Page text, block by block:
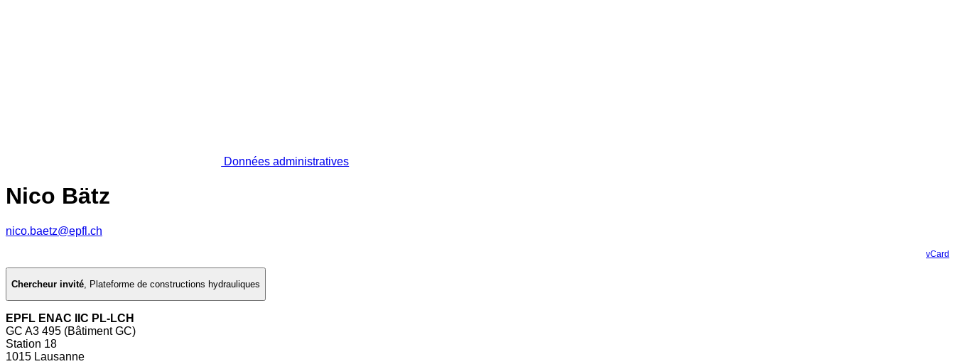
Données administratives
Nico Bätz
nico.baetz@epfl.ch
vCard
Chercheur invité, Plateforme de constructions hydrauliques
EPFL ENAC IIC PL-LCH
GC A3 495 (Bâtiment GC)
Station 18
1015 Lausanne